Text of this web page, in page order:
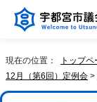
現在の位置： トップペ
12月（第6回）定例会 >